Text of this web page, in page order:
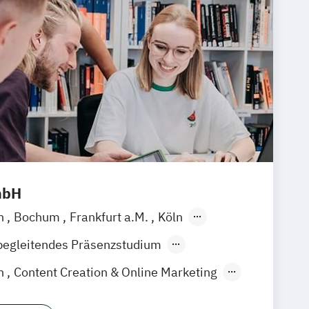
Bochum Frankfurt a.M.
Köln
Stuttgart Hannover Nürnberg
Präsenzstudium
Präsenzlehrgang
Content Creation & Online Marketing